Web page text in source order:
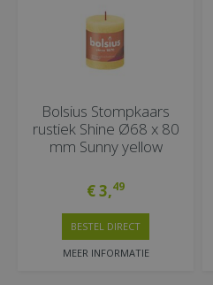
Bolsius Stompkaars
rustiek Shine Ø68 x 80
mm Sunny yellow
€3,49
MEER INFORMATIE
BESTEL DIRECT